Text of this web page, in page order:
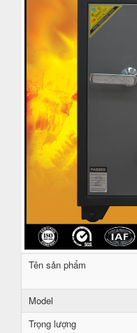
Tên sản phẩm
Model
Trọng lượng